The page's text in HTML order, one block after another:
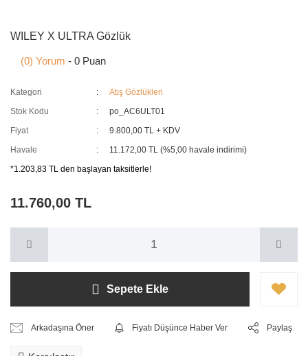
WILEY X ULTRA Gözlük
(0) Yorum - 0 Puan
Kategori
Atış Gözlükleri
Stok Kodu
po_AC6ULT01
Fiyat
9.800,00 TL + KDV
Havale
11.172,00 TL (%5,00 havale indirimi)
*1.203,83 TL den başlayan taksitlerle!
11.760,00 TL
Sepete Ekle
Arkadaşına Öner Fiyatı Düşünce Haber Ver Paylaş